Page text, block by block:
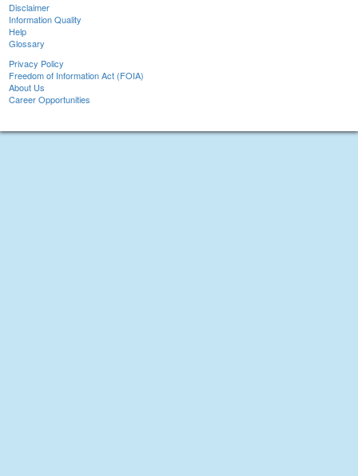
Disclaimer
Information Quality
Help
Glossary
Privacy Policy
Freedom of Information Act (FOIA)
About Us
Career Opportunities